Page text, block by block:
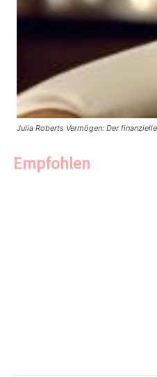
Julia Roberts Vermögen: Der
Empfohlen